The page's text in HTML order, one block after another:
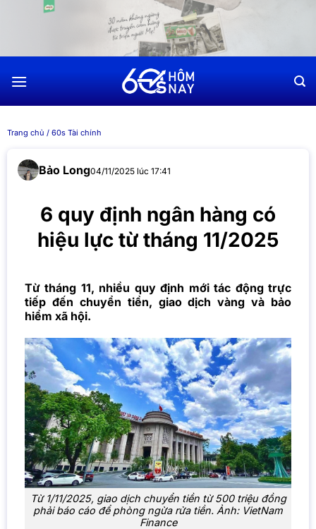
dung
Trang chủ / 60s Tài chính
Bảo Long04/11/2025 lúc 17:41
6 quy định ngân hàng có
hiệu lực từ tháng 11/2025
Từ tháng 11, nhiều quy định mới tác động trực
tiếp đến chuyển tiền, giao dịch vàng và bảo
hiểm xã hội.
Từ 1/11/2025, giao dịch chuyển tiền từ 500 triệu đồng
phải báo cáo để phòng ngừa rửa tiền. Ảnh: VietNam
Finance